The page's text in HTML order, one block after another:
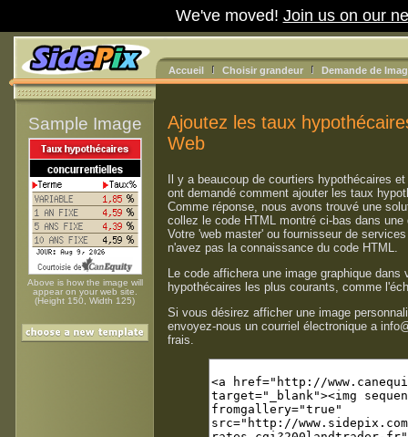
We've moved! Join us on our
Accueil Choisir grandeur Demande de
Sample Image
Above is how the image will
appear on your web site.
(Height 150, Width 125)
Ajoutez les taux
Web
Il y a beaucoup de courtiers hypothécaires
ont demandé comment ajouter les taux
Comme réponse, nous avons trouvé une
collez le code HTML montré ci-bas dans
Votre 'web master' ou fournisseur de
n'avez pas la connaissance du code HTML.
Le code affichera une image graphique
hypothécaires les plus courants, comme
Si vous désirez afficher une image
envoyez-nous un courriel électronique a
frais.